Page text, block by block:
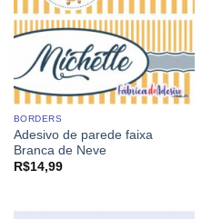
BORDERS
Adesivo de parede faixa
Branca de Neve
R$14,99